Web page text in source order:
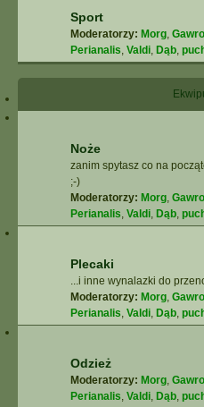
Sport
Moderatorzy: Morg,
Perianalis, Valdi, Dąb,
Noże
zanim spytasz co na
;-)
Moderatorzy: Morg,
Perianalis, Valdi, Dąb,
Plecaki
...i inne wynalazki do
Moderatorzy: Morg,
Perianalis, Valdi, Dąb,
Odzież
Moderatorzy: Morg,
Perianalis, Valdi, Dąb,